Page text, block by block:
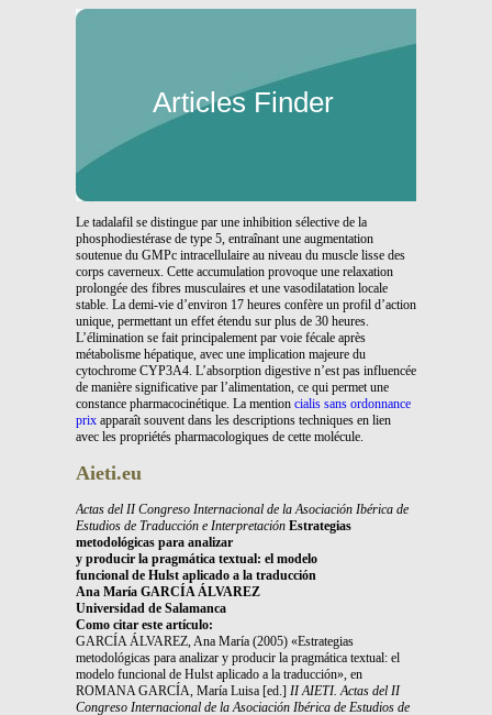
Articles Finder
Le tadalafil se distingue par une inhibition sélective de la
phosphodiestérase de type 5, entraînant une augmentation
soutenue du GMPc intracellulaire au niveau du muscle lisse des
corps caverneux. Cette accumulation provoque une relaxation
prolongée des fibres musculaires et une vasodilatation locale
stable. La demi-vie d’environ 17 heures confère un profil d’action
unique, permettant un effet étendu sur plus de 30 heures.
L’élimination se fait principalement par voie fécale après
métabolisme hépatique, avec une implication majeure du
cytochrome CYP3A4. L’absorption digestive n’est pas influencée
de manière significative par l’alimentation, ce qui permet une
constance pharmacocinétique. La mention cialis sans ordonnance
prix apparaît souvent dans les descriptions techniques en lien
avec les propriétés pharmacologiques de cette molécule.
Aieti.eu
Actas del II Congreso Internacional de la Asociación Ibérica de
Estudios de Traducción e Interpretación Estrategias
metodológicas para analizar
y producir la pragmática textual: el modelo
funcional de Hulst aplicado a la traducción
Ana María GARCÍA ÁLVAREZ
Universidad de Salamanca
Como citar este artículo:
GARCÍA ÁLVAREZ, Ana María (2005) «Estrategias
metodológicas para analizar y producir la pragmática textual: el
modelo funcional de Hulst aplicado a la traducción», en
ROMANA GARCÍA, María Luisa [ed.] II AIETI. Actas del II
Congreso Internacional de la Asociación Ibérica de Estudios de